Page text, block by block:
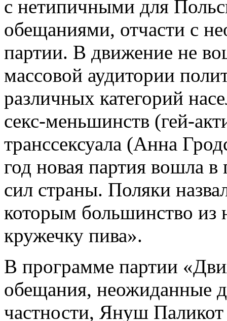
с нетипичными для
обещаниями, отчасти с
партии. В движение не
массовой аудитории
различных категорий
секс-меньшинств (гей-
транссексуала (Анна
год новая партия вошла
сил страны. Поляки
которым большинство из
кружечку пива».
В программе партии
обещания, неожиданные
частности, Януш Паликот